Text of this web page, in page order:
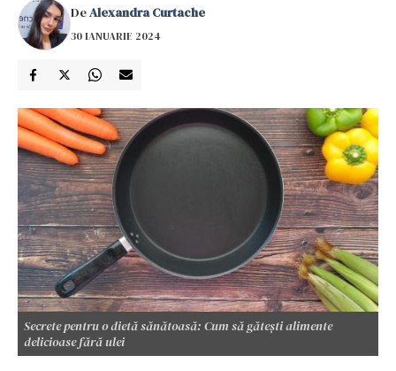
DeAlexandra Curtache
30 IANUARIE 2024
Secrete pentru o dietă sănătoasă: Cum să gătești alimente
delicioase fără ulei